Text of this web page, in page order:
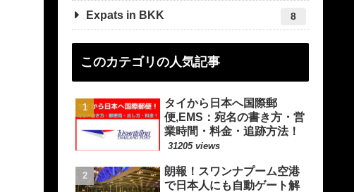
Expats in BKK 8
このカテゴリの人気記事
タイから日本へ国際郵
便,EMS：宛名の書き方・営
業時間・料金・追跡方法！
31205 views
朗報！スワンナプーム空港
で日本人にも自動ゲート解